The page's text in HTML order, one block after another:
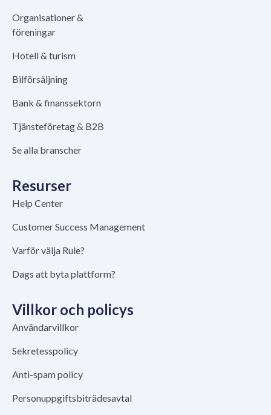
Organisationer &
föreningar
Hotell & turism
Bilförsäljning
Bank & finanssektorn
Tjänsteföretag & B2B
Se alla branscher
Resurser
Help Center
Customer Success Management
Varför välja Rule?
Dags att byta plattform?
Villkor och policys
Användarvillkor
Sekretesspolicy
Anti-spam policy
Personuppgiftsbiträdesavtal